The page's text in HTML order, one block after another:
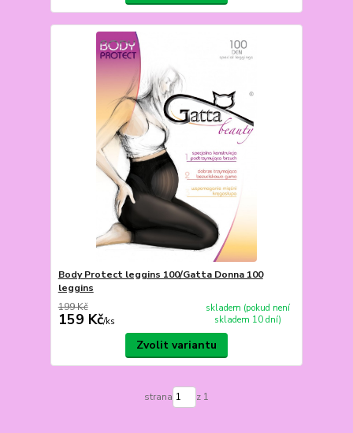
Body Protect leggins 100/Gatta Donna 100
leggins
199 Kč
159 Kč/ks
skladem (pokud není
skladem 10 dní)
Zvolit variantu
strana z 1